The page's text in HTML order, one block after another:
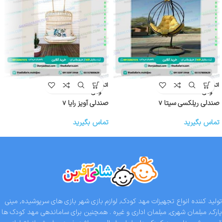
اتمام موج
ودی
صندلی ریلکسی سیتا v
تماس بگیرید
اتمام موج
ودی
صندلی آویز رایا v
تماس بگیرید
تولید کننده انواع تجهیزات مهد کودک, لوازم بازی شهر بازی های سرپوشیده, مینی
پارک, مبلمان شهری, مبلمان اداری و غیره . همچنین برای ساماندهی مهد کودک ها